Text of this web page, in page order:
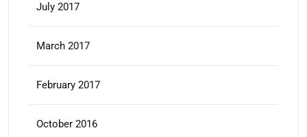
July 2017
March 2017
February 2017
October 2016